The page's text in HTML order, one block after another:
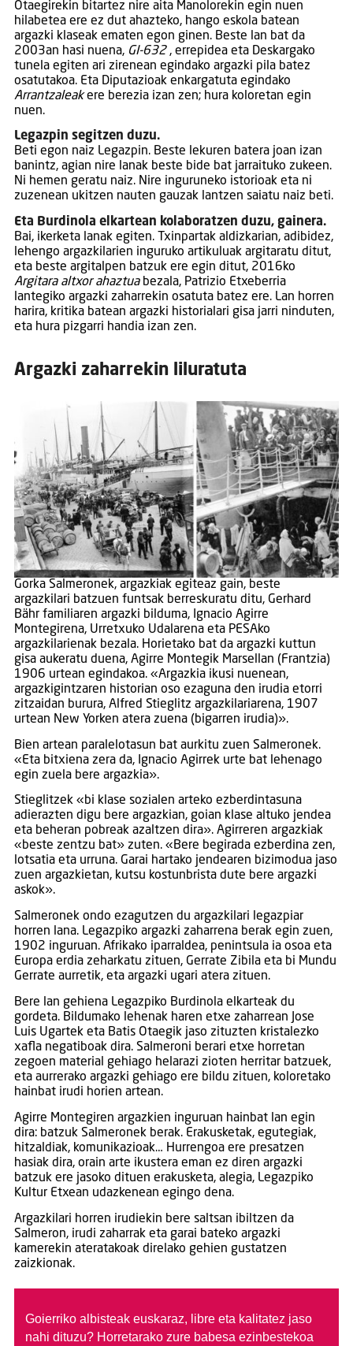
Otaegirekin bitartez nire aita Manolorekin egin nuen
hilabetea ere ez dut ahazteko, hango eskola batean
argazki klaseak ematen egon ginen. Beste lan bat da
2003an hasi nuena, GI-632, errepidea eta Deskargako
tunela egiten ari zirenean egindako argazki pila batez
osatutakoa. Eta Diputazioak enkargatuta egindako
Arrantzaleakere berezia izan zen; hura koloretan egin
nuen.
Legazpin segitzen duzu.
Beti egon naiz Legazpin. Beste lekuren batera joan izan
banintz, agian nire lanak beste bide bat jarraituko zukeen.
Ni hemen geratu naiz. Nire inguruneko istorioak eta ni
zuzenean ukitzen nauten gauzak lantzen saiatu naiz beti.
Eta Burdinola elkartean kolaboratzen duzu, gainera.
Bai, ikerketa lanak egiten. Txinpartak aldizkarian, adibidez,
lehengo argazkilarien inguruko artikuluak argitaratu ditut,
eta beste argitalpen batzuk ere egin ditut, 2016ko
Argitara altxor ahaztuabezala, Patrizio Etxeberria
lantegiko argazki zaharrekin osatuta batez ere. Lan horren
harira, kritika batean argazki historialari gisa jarri ninduten,
eta hura pizgarri handia izan zen.
Argazki zaharrekin liluratuta
Gorka Salmeronek, argazkiak egiteaz gain, beste
argazkilari batzuen funtsak berreskuratu ditu, Gerhard
Bähr familiaren argazki bilduma, Ignacio Agirre
Montegirena, Urretxuko Udalarena eta PESAko
argazkilarienak bezala. Horietako bat da argazki kuttun
gisa aukeratu duena, Agirre Montegik Marsellan (Frantzia)
1906 urtean egindakoa. «Argazkia ikusi nuenean,
argazkigintzaren historian oso ezaguna den irudia etorri
zitzaidan burura, Alfred Stieglitz argazkilariarena, 1907
urtean New Yorken atera zuena (bigarren irudia)».
Bien artean paralelotasun bat aurkitu zuen Salmeronek.
«Eta bitxiena zera da, Ignacio Agirrek urte bat lehenago
egin zuela bere argazkia».
Stieglitzek «bi klase sozialen arteko ezberdintasuna
adierazten digu bere argazkian, goian klase altuko jendea
eta beheran pobreak azaltzen dira». Agirreren argazkiak
«beste zentzu bat» zuten. «Bere begirada ezberdina zen,
lotsatia eta urruna. Garai hartako jendearen bizimodua jaso
zuen argazkietan, kutsu kostunbrista dute bere argazki
askok».
Salmeronek ondo ezagutzen du argazkilari legazpiar
horren lana. Legazpiko argazki zaharrena berak egin zuen,
1902 inguruan. Afrikako iparraldea, penintsula ia osoa eta
Europa erdia zeharkatu zituen, Gerrate Zibila eta bi Mundu
Gerrate aurretik, eta argazki ugari atera zituen.
Bere lan gehiena Legazpiko Burdinola elkarteak du
gordeta. Bildumako lehenak haren etxe zaharrean Jose
Luis Ugartek eta Batis Otaegik jaso zituzten kristalezko
xafla negatiboak dira. Salmeroni berari etxe horretan
zegoen material gehiago helarazi zioten herritar batzuek,
eta aurrerako argazki gehiago ere bildu zituen, koloretako
hainbat irudi horien artean.
Agirre Montegiren argazkien inguruan hainbat lan egin
dira: batzuk Salmeronek berak. Erakusketak, egutegiak,
hitzaldiak, komunikazioak… Hurrengoa ere presatzen
hasiak dira, orain arte ikustera eman ez diren argazki
batzuk ere jasoko dituen erakusketa, alegia, Legazpiko
Kultur Etxean udazkenean egingo dena.
Argazkilari horren irudiekin bere saltsan ibiltzen da
Salmeron, irudi zaharrak eta garai bateko argazki
kamerekin ateratakoak direlako gehien gustatzen
zaizkionak.
Goierriko albisteak euskaraz, libre eta kalitatez jaso
nahi dituzu? Horretarako zure babesa ezinbestekoa